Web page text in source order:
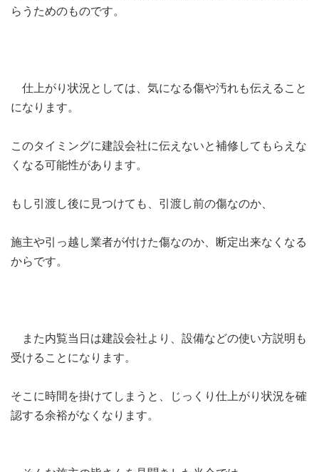
らうためのものです。
仕上がり状況としては、気になる傷や汚れも伝えること
になります。
このタイミングに建設会社に伝えないと補修してもらえな
くなる可能性があります。
もし引渡し後に見つけても、引渡し前の傷なのか、
施主や引っ越し業者が付けた傷なのか、断定出来なくなる
からです。
また内覧当日は建設会社より、設備などの使い方説明も
受けることになります。
そこに時間を掛けてしまうと、じっくり仕上がり状況を確
認する余裕がなくなります。